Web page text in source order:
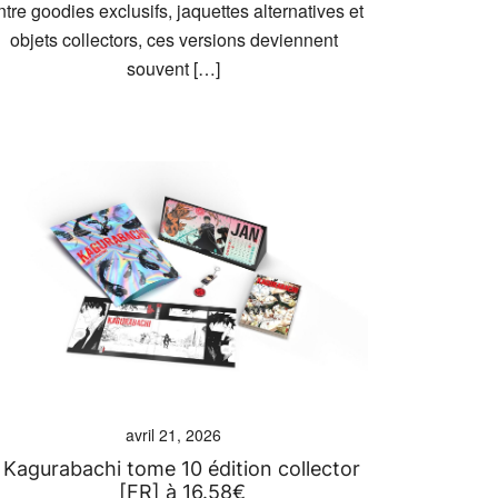
goodies exclusifs, jaquettes alternatives et
objets collectors, ces versions deviennent
souvent […]
avril 21, 2026
Kagurabachi tome 10 édition collector
[FR] à 16.58€